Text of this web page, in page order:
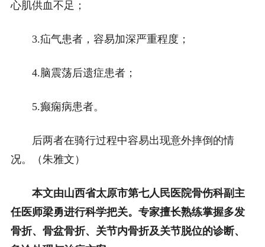
心肌供血不足；
3.疝气患者，容易加深严重程度；
4.脑震荡后遗症患者；
5.癫痫病患者。
后两者在骑行过程中容易出现意外摔倒的情
况。（朱雅文）
本文由山西省太原市第七人民医院骨伤科副主
任医师梁勇进行科学把关。专家擅长熟练掌握多发
骨折、骨盆骨折、关节内骨折及关节脱位的诊断、